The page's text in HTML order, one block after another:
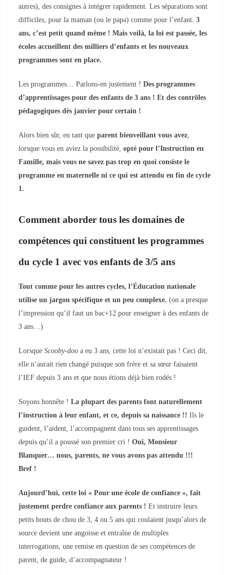
autres), des consignes à intégrer rapidement. Les séparations sont
difficiles, pour la maman (ou le papa) comme pour l’enfant. 3
ans, c’est petit quand même ! Mais voilà, la loi est passée, les
écoles accueillent des milliers d’enfants et les nouveaux
programmes sont en place.
Les programmes… Parlons-en justement ! Des programmes
d’apprentissages pour des enfants de 3 ans ! Et des contrôles
pédagogiques dès janvier pour certain !
Alors bien sûr, en tant que parent bienveillant vous avez,
lorsque vous en aviez la possibilité, opté pour l’Instruction en
Famille, mais vous ne savez pas trop en quoi consiste le
programme en maternelle ni ce qui est attendu en fin de cycle
1.
Comment aborder tous les domaines de
compétences qui constituent les programmes
du cycle 1 avec vos enfants de 3/5 ans
Tout comme pour les autres cycles, l’Éducation nationale
utilise un jargon spécifique et un peu complexe. (on a presque
l’impression qu’il faut un bac+12 pour enseigner à des enfants de
3 ans…)
Lorsque Scooby-doo a eu 3 ans, cette loi n’existait pas ! Ceci dit,
elle n’aurait rien changé puisque son frère et sa sœur faisaient
l’IEF depuis 3 ans et que nous étions déjà bien rodés !
Soyons honnête ! La plupart des parents font naturellement
l’instruction à leur enfant, et ce, depuis sa naissance !! Ils le
guident, l’aident, l’accompagnent dans tous ses apprentissages
depuis qu’il a poussé son premier cri ! Oui, Monsieur
Blanquer… nous, parents, ne vous avons pas attendu !!!
Bref !
Aujourd’hui, cette loi « Pour une école de confiance », fait
justement perdre confiance aux parents ! Et instruire leurs
petits bouts de chou de 3, 4 ou 5 ans qui coulaient jusqu’alors de
source devient une angoisse et entraîne de multiples
interrogations, une remise en question de ses compétences de
parent, de guide, d’accompagnateur !